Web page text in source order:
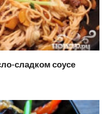
сладком соусе